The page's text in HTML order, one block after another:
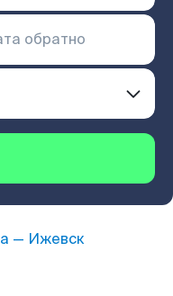
— Ижевск